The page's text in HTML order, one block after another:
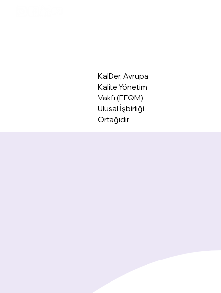
KalDer, Avrupa
Kalite Yönetim
Vakfı (EFQM)
Ulusal İşbirliği
Ortağıdır